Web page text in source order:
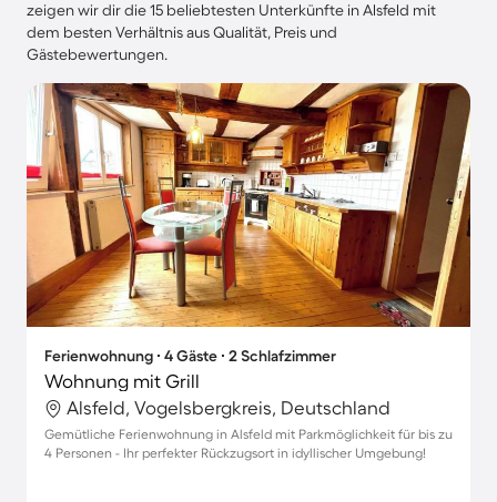
zeigen wir dir die 15 beliebtesten Unterkünfte in Alsfeld mit
dem besten Verhältnis aus Qualität, Preis und
Gästebewertungen.
Ferienwohnung ∙ 4 Gäste ∙ 2 Schlafzimmer
Wohnung mit Grill
Alsfeld, Vogelsbergkreis, Deutschland
Gemütliche Ferienwohnung in Alsfeld mit Parkmöglichkeit für bis zu
4 Personen - Ihr perfekter Rückzugsort in idyllischer Umgebung!